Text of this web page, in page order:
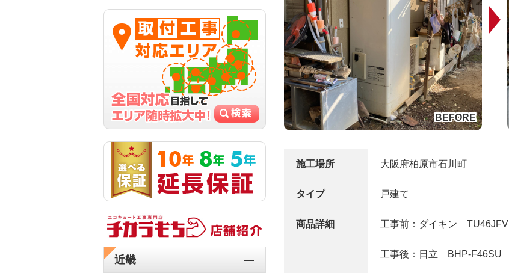
施工場所 大阪府柏原市石川町
タイプ 戸建て
商品詳細 工事前：ダイキン TU46JFV
工事後：日立 BHP-F46SU
近畿